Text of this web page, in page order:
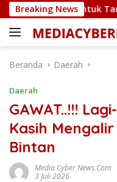
Langsung
ke
konten
Breaking News
untuk Tangkal
Beranda Daerah
Daerah
GAWAT..!!!
Kasih
Bintan
Media Cyber News.Com
3 Juli 2026